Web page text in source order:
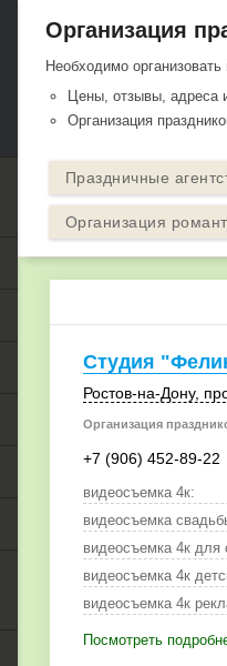
Организация
Необходимо
Цены, отзывы, адреса
Организация
Праздничные
Организация
Студия
Ростов-на-Дону,
Организация
+7 (906) 452-89-22
видеосъемка 4к:
видеосъемка
видеосъемка 4к для
видеосъемка 4к
видеосъемка 4к
Посмотреть